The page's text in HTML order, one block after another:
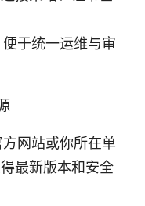
于统一运维与审
网站或你所在单
最新版本和安全